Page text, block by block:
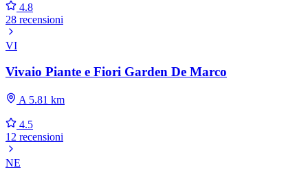
4.8
28 recensioni
VI
Vivaio Piante e Fiori Garden De Marco
A 5.81 km
4.5
12 recensioni
NE